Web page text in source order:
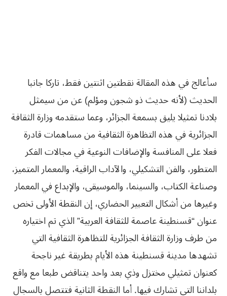
سأعالج في هذه المقالة نقطتين اثنتين فقط، تاركا جانبا
الحديث (لأنه حديث ذو شجون ومؤلم) عن من سيمثل
بلادنا تمثيلا يليق بسمعة الجزائر، وعما ستقدمه وزارة الثقافة
الجزائرية في هذه التظاهرة الثقافية من مساهمات قادرة
فعلا على المنافسة والإضافات النوعية في مجالات الفكر
المتطور، والفن التشكيلي، والآداب الراقية، والمعمار المتميز،
وصناعة الكتاب، والسينما، والموسيقى، والإبداع في المعمار
وغيرها من أشكال التعبير الحضاري، إن النقطة الأولى تخص
عنوان “قسنطينة عاصمة للثقافة العربية” الذي تم اختياره
من طرف وزارة الثقافة الجزائرية للتظاهرة الثقافية التي
تشهدها مدينة قسنطينة هذه الأيام بطريقة غير ناجحة
كعنوان تمثيلي مختزل وذي بعد واحد يتناقض طبعا مع واقع
بلداننا التي تشارك فيها. أما النقطة الثانية فتتصل بالسجال